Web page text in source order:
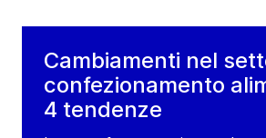
Cambiamenti nel
confezionamento
4 tendenze